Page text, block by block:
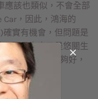
應該也類似，不會全部
Car，因此，鴻海的
確實有機會，但問題是
而且汽車又是悠關生
與品質做得不夠好，
有大破壞